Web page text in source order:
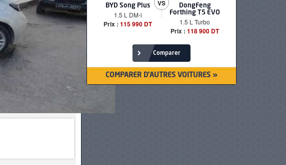
BYD Song Plus
1.5 L DM-i
Prix : 115 990 DT
VS
DongFeng
Forthing T5 EVO
1.5 L Turbo
Prix : 118 900 DT
Comparer
COMPARER D'AUTRES VOITURES »